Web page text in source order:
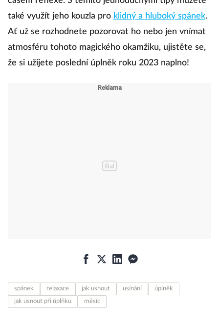
také využít jeho kouzla pro klidný a hluboký spánek.
Ať už se rozhodnete pozorovat ho nebo jen vnímat
atmosféru tohoto magického okamžiku, ujistěte se,
že si užijete poslední úplněk roku 2023 naplno!
spánek relaxace jak usnout usínání
úplněk
jak usnout při úplňku
měsíc